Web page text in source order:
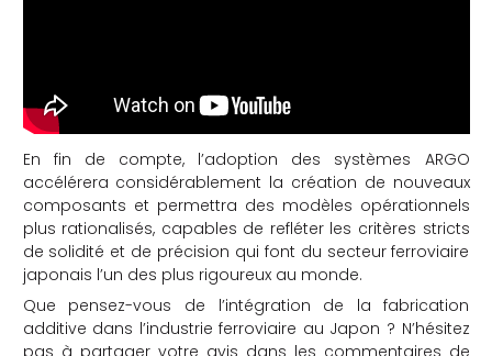
En fin de compte, l’adoption des systèmes ARGO
accélérera considérablement la création de nouveaux
composants et permettra des modèles opérationnels
plus rationalisés, capables de refléter les critères stricts
de solidité et de précision qui font du secteur ferroviaire
japonais l’un des plus rigoureux au monde.
Que pensez-vous de l’intégration de la fabrication
additive dans l’industrie ferroviaire au Japon ? N’hésitez
pas à partager votre avis dans les commentaires de